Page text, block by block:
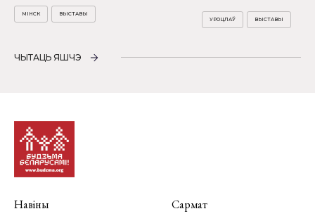
МІНСК ВЫСТАВЫ
УРОЦЛАЎ ВЫСТАВЫ
ЧЫТАЦЬ ЯШЧЭ
Навіны
Сармат